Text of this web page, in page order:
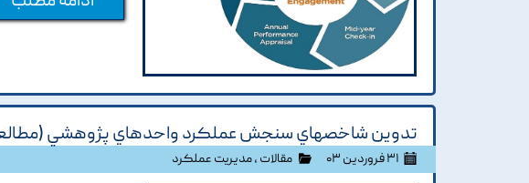
تدوين شاخصهاي سنجش عملکرد واحدهاي پژوهشي
۳۱ فروردین ۰۳ مقالات ،مدیریت عملکرد